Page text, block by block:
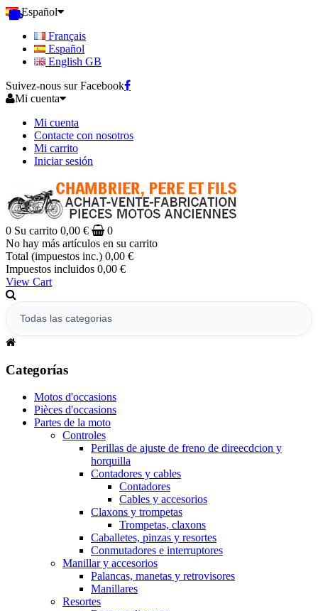
Español
Français
Español
English GB
Suivez-nous sur Facebook
Mi cuenta
Mi cuenta
Contacte con nosotros
Mi carrito
Iniciar sesión
0 Su carrito 0,00 €
0
No hay más artículos en su carrito
Total (impuestos inc.) 0,00 €
Impuestos incluidos 0,00 €
View Cart
Categorías
Motos d'occasions
Pièces d'occasions
Partes de la moto
Controles
Perillas de ajuste de freno de direecdcion y
horquilla
Contadores y cables
Contadores
Cables y accesorios
Claxons y trompetas
Trompetas, claxons
Caballetes, pinzas y resortes
Conmutadores e interruptores
Manillar y accesorios
Palancas, manetas y retrovisores
Manillares
Resortes